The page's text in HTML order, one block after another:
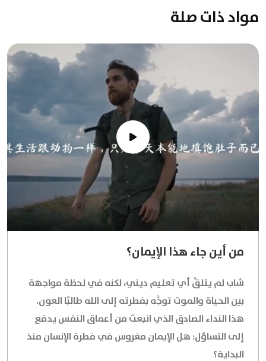
مواد ذات صلة
من أين جاء هذا الإيمان؟
شاب لم يتلقَّ أي تعليم ديني، لكنه في لحظة مواجهة
بين الحياة والموت توجَّه بفطرته إلى الله طالبًا العون.
هذا النداء الصادق الذي انبعث من أعماق النفس يدفع
إلى التساؤل: هل الإيمان مغروس في فطرة الإنسان منذ
البداية؟